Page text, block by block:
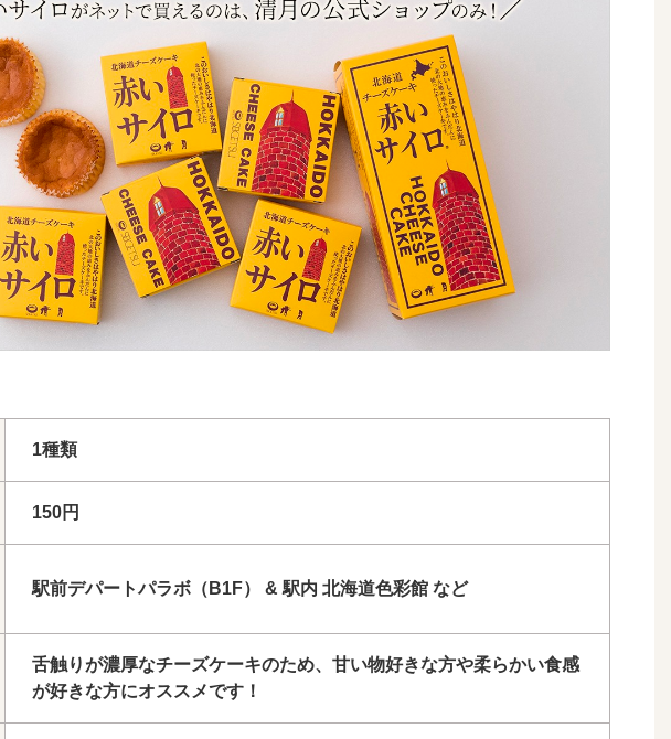
1種類
150円
駅前デパートパラボ（B1F） & 駅内 北海道色彩館 など
舌触りが濃厚なチーズケーキのため、甘い物好きな方や柔らかい食感
が好きな方にオススメです！